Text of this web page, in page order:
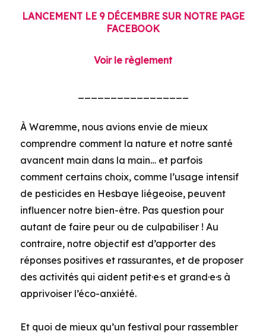
LANCEMENT LE 9 DÉCEMBRE SUR NOTRE PAGE
FACEBOOK
Voir le règlement
À Waremme, nous avions envie de mieux
comprendre comment la nature et notre santé
avancent main dans la main… et parfois
comment certains choix, comme l’usage intensif
de pesticides en Hesbaye liégeoise, peuvent
influencer notre bien-être. Pas question pour
autant de faire peur ou de culpabiliser ! Au
contraire, notre objectif est d’apporter des
réponses positives et rassurantes, et de proposer
des activités qui aident petit·e·s et grand·e·s à
apprivoiser l’éco-anxiété.
Et quoi de mieux qu’un festival pour rassembler